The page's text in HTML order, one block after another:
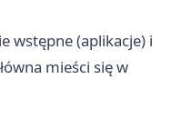
wstępne (aplikacje) i
mieści się w